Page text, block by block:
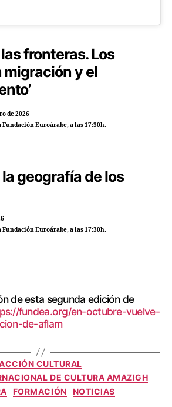
las fronteras. Los
migración y el
de 2026
Fundación Euroárabe, a las 17:30h.
la geografía de los
Fundación Euroárabe, a las 17:30h.
de esta segunda edición de
fundea.org/en-octubre-vuelve-
de-aflam
CULTURAL
DE CULTURA AMAZIGH
FORMACIÓN NOTICIAS